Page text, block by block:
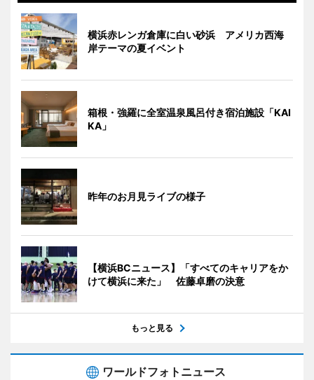
横浜赤レンガ倉庫に白い砂浜 アメリカ西海
岸テーマの夏イベント
箱根・強羅に全室温泉風呂付き宿泊施設「KAI
KA」
昨年のお月見ライブの様子
【横浜BCニュース】「すべてのキャリアをか
けて横浜に来た」 佐藤卓磨の決意
もっと見る
ワールドフォトニュース